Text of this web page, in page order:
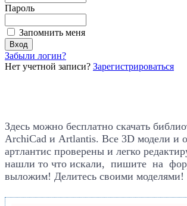
Пароль
Запомнить меня
Забыли логин?
Нет учетной записи? Зарегистрироваться
Здесь можно бесплатно скачать
ArchiCad и Artlantis. Все 3D модели и
артлантис проверены и легко
нашли то что искали, пишите на
выложим! Делитесь своими моделями!